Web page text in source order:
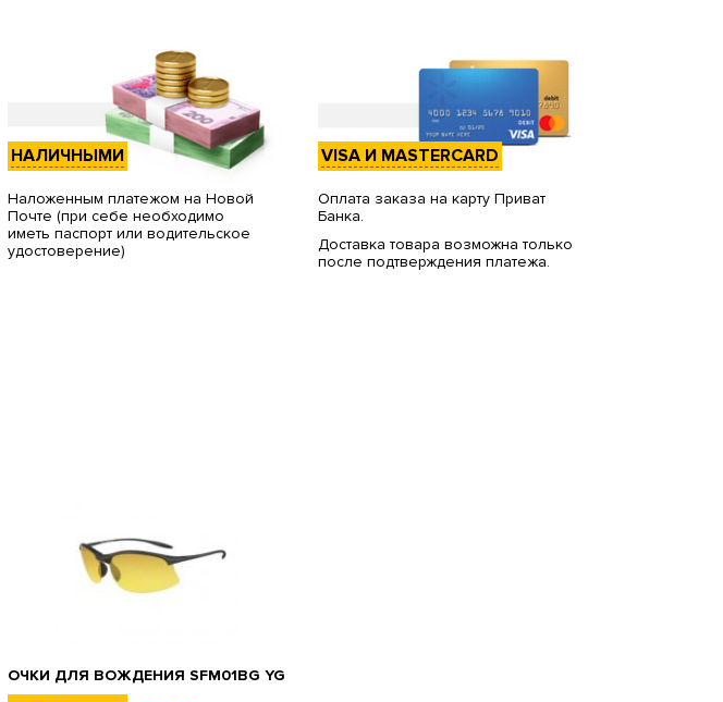
НАЛИЧНЫМИ
Наложенным платежом на Новой
Почте (при себе необходимо
иметь паспорт или водительское
удостоверение)
VISA И MASTERCARD
Оплата заказа на карту Приват
Банка.
Доставка товара возможна только
после подтверждения платежа.
ОЧКИ ДЛЯ ВОЖДЕНИЯ SFM01BG YG